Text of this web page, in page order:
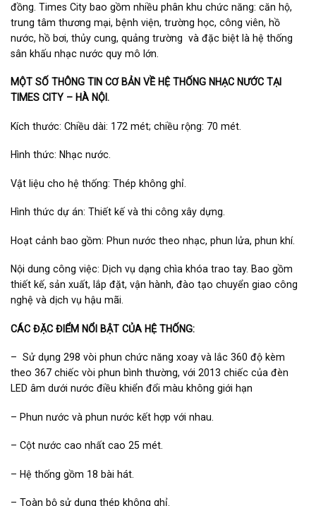
đồng. Times City bao gồm nhiều phân khu chức năng: căn hộ,
trung tâm thương mại, bệnh viện, trường học, công viên, hồ
nước, hồ bơi, thủy cung, quảng trường và đặc biệt là hệ thống
sân khấu nhạc nước quy mô lớn.
MỘT SỐ THÔNG TIN CƠ BẢN VỀ HỆ THỐNG NHẠC NƯỚC TẠI
TIMES CITY – HÀ NỘI.
Kích thước: Chiều dài: 172 mét; chiều rộng: 70 mét.
Hình thức: Nhạc nước.
Vật liệu cho hệ thống: Thép không ghỉ.
Hình thức dự án: Thiết kế và thi công xây dựng.
Hoạt cảnh bao gồm: Phun nước theo nhạc, phun lửa, phun khí.
Nội dung công việc: Dịch vụ dạng chìa khóa trao tay. Bao gồm
thiết kế, sản xuất, lắp đặt, vận hành, đào tạo chuyển giao công
nghệ và dịch vụ hậu mãi.
CÁC ĐẶC ĐIỂM NỔI BẬT CỦA HỆ THỐNG:
– Sử dụng 298 vòi phun chức năng xoay và lắc 360 độ kèm
theo 367 chiếc vòi phun bình thường, với 2013 chiếc của đèn
LED âm dưới nước điều khiển đổi màu không giới hạn
– Phun nước và phun nước kết hợp với nhau.
– Cột nước cao nhất cao 25 mét.
– Hệ thống gồm 18 bài hát.
– Toàn bộ sử dụng thép không ghỉ.